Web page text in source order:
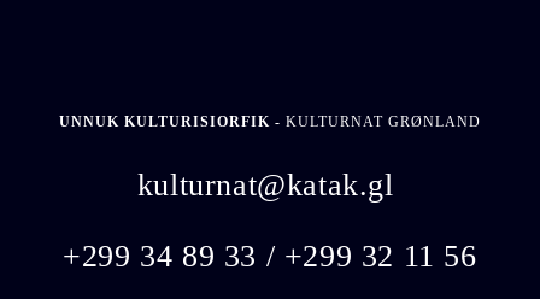
UNNUK KULTURISIORFIK - KULTURNAT GRØNLAND
kulturnat@katak.gl
+299 34 89 33 / +299 32 11 56